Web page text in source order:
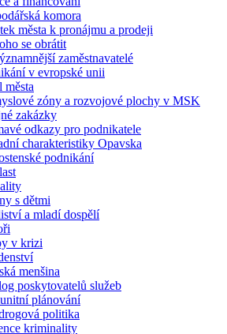
komora
města k pronájmu a prodeji
se obrátit
zaměstnavatelé
v evropské unii
města
zóny a rozvojové plochy v MSK
zakázky
odkazy pro podnikatele
charakteristiky Opavska
podnikání
s dětmi
a mladí dospělí
v krizi
menšina
poskytovatelů služeb
plánování
politika
kriminality